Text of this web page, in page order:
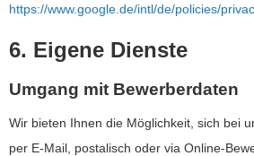
https://www.google.de/intl/de/policies/
6. Eigene Dienste
Umgang mit Bewerberdaten
Wir bieten Ihnen die Möglichkeit, sich bei
per E-Mail, postalisch oder via Online-